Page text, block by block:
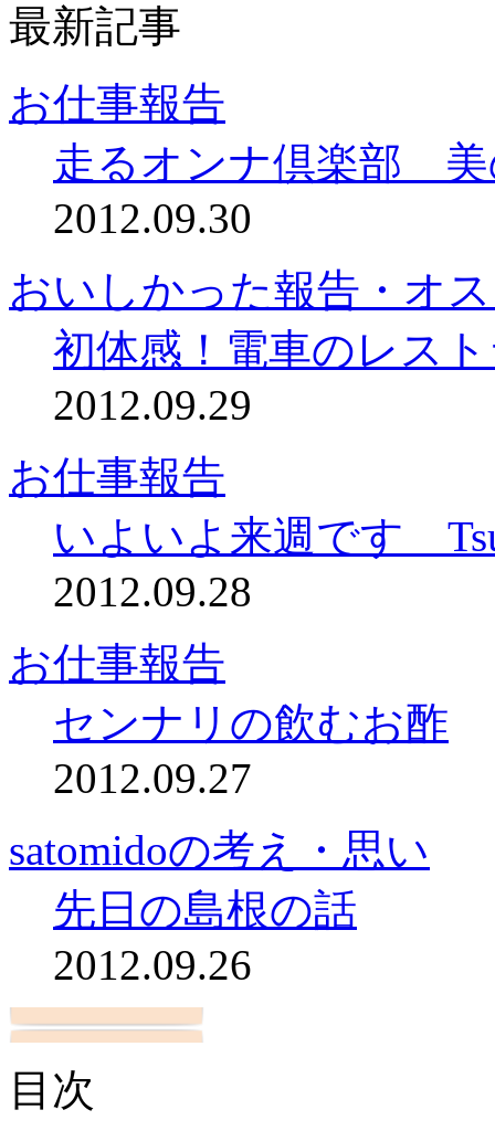
最新記事
お仕事報告
走るオンナ倶楽部 美
2012.09.30
おいしかった報告・オ
初体感！電車のレス
2012.09.29
お仕事報告
いよいよ来週です
2012.09.28
お仕事報告
センナリの飲むお酢
2012.09.27
satomidoの考え・思い
先日の島根の話
2012.09.26
目次